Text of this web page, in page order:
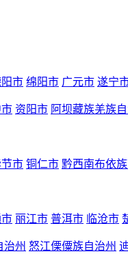
市 绵阳市 广元市 遂宁
市 资阳市 阿坝藏族羌族
市 铜仁市 黔西南布依
丽江市 普洱市 临沧市
治州 怒江傈僳族自治州